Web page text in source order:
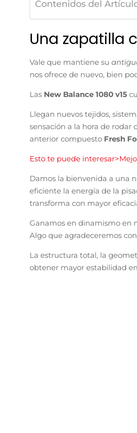
Contenidos del
Una zapatilla
Vale que mantiene su
nos ofrece de nuevo, bien
Las New Balance 1080 v15
Llegan nuevos tejidos,
sensación a la hora de rodar
anterior compuesto Fresh
Esto te puede
Damos la bienvenida a una
eficiente la energía de la
transforma con mayor
Ganamos en dinamismo en
Algo que agradeceremos
La estructura total, la
obtener mayor estabilidad